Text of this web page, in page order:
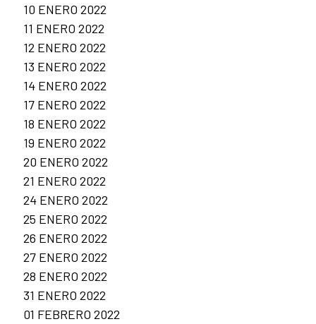
10 ENERO 2022
11 ENERO 2022
12 ENERO 2022
13 ENERO 2022
14 ENERO 2022
17 ENERO 2022
18 ENERO 2022
19 ENERO 2022
20 ENERO 2022
21 ENERO 2022
24 ENERO 2022
25 ENERO 2022
26 ENERO 2022
27 ENERO 2022
28 ENERO 2022
31 ENERO 2022
01 FEBRERO 2022